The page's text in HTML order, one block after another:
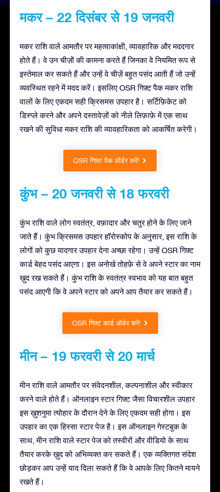
मकर – 22 दिसंबर से 19 जनवरी
मकर राशि वाले आमतौर पर महत्वाकांक्षी, व्यावहारिक और मददगार
होते हैं। वे उन चीज़ों की कामना करते हैं जिनका वे नियमित रूप से
इस्तेमाल कर सकते हैं और उन्हें वे चीज़ें बहुत पसंद आती हैं जो उन्हें
व्यवस्थित रहने में मदद करें। इसलिए OSR गिफ़्ट पैक मकर राशि
वालों के लिए एकदम सही क्रिसमस उपहार है। सर्टिफ़िकेट को
डिस्प्ले करने और अपने दस्तावेज़ों को नीले लिफ़ाफ़े में एक साथ
रखने की सुविधा मकर राशि की व्यावहारिकता को आकर्षित करेगी।
OSR गिफ़्ट पैक ऑर्डर करें!
कुंभ – 20 जनवरी से 18 फरवरी
कुंभ राशि वाले लोग स्वतंत्र, वफ़ादार और चतुर होने के लिए जाने
जाते हैं। कुंभ क्रिसमस उपहार हॉरोस्कोप के अनुसार, इस राशि के
लोगों को कुछ यादगार उपहार देना अच्छा रहेगा। उन्हें OSR गिफ़्ट
कार्ड बेहद पसंद आएगा। इस अनोखे तोहफ़े से वे अपने स्टार का नाम
ख़ुद रख सकते हैं। कुंभ राशि के स्वतंत्र स्वभाव को यह बात बहुत
पसंद आएगी कि वे अपने स्टार को अपने आप तैयार कर सकते हैं।
OSR गिफ़्ट कार्ड ऑर्डर करें!
मीन – 19 फरवरी से 20 मार्च
मीन राशि वाले आमतौर पर संवेदनशील, कल्पनाशील और स्वीकार
करने वाले होते हैं। ऑनलाइन स्टार गिफ़्ट जैसा विचारशील उपहार
इस ख़ुशनुमा त्योहार के दौरान देने के लिए एकदम सही होगा। इस
उपहार का एक हिस्सा स्टार पेज है। इस ऑनलाइन गेस्टबुक के
साथ, मीन राशि वाले स्टार पेज को तस्वीरों और वीडियो के साथ
तैयार करके ख़ुद को अभिव्यक्त कर सकते हैं। एक व्यक्तिगत संदेश
छोड़कर आप उन्हें याद दिला सकते हैं कि वे आपके लिए कितने मायने
रखते हैं।